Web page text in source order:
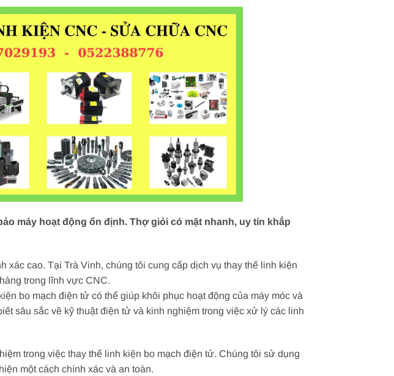
máy hoạt động ổn định. Thợ giỏi có mặt nhanh, uy tín khắp
cao. Tại Trà Vinh, chúng tôi cung cấp dịch vụ thay thế linh kiện
trong lĩnh vực CNC.
bo mạch điện tử có thể giúp khôi phục hoạt động của máy móc và
sâu sắc về kỹ thuật điện tử và kinh nghiệm trong việc xử lý các linh
trong việc thay thế linh kiện bo mạch điện tử. Chúng tôi sử dụng
một cách chính xác và an toàn.